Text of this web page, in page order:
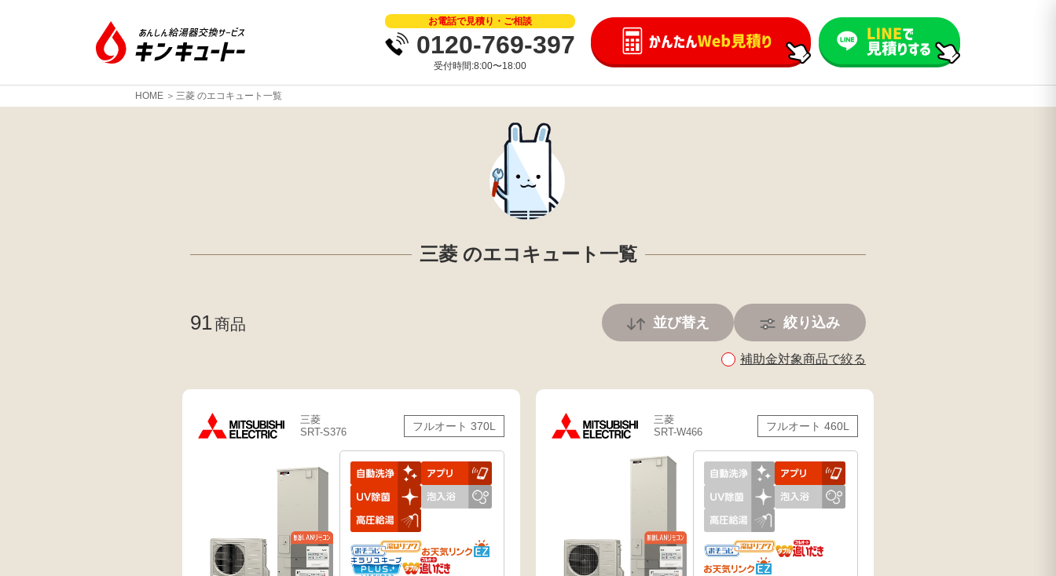
お電話で見積り・ご相談
0120-769-397
受付時間:8:00〜18:00
HOME 三菱 のエコキュート一覧
三菱 のエコキュート一覧
91商品 並び替え 絞り込み
補助金対象商品で絞る
三菱
SRT-S376
フルオート 370L
三菱
SRT-W466
フルオート 460L